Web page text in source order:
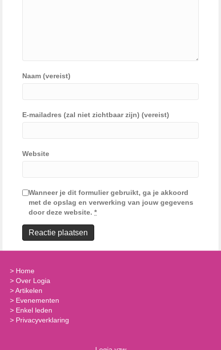
Naam (vereist)
E-mailadres (zal niet zichtbaar zijn) (vereist)
Website
Wanneer je dit formulier gebruikt, ga je akkoord
met de opslag en verwerking van jouw gegevens
door deze website. *
> Home
> Over Logia
>Artikelen
> Evenementen
> Enkel leden
> Privacyverklaring